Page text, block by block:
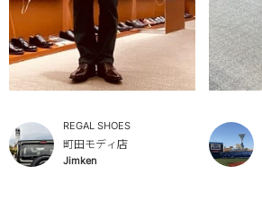
REGAL SHOES
町田モディ店
Jimken